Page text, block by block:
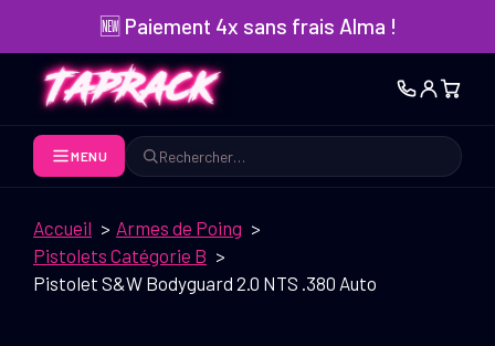
contenu
🆕 Paiement 4x sans frais Alma !
MENU
Rechercher
Accueil
Armes de Poing
Pistolets Catégorie B
Pistolet S&W Bodyguard 2.0 NTS .380 Auto